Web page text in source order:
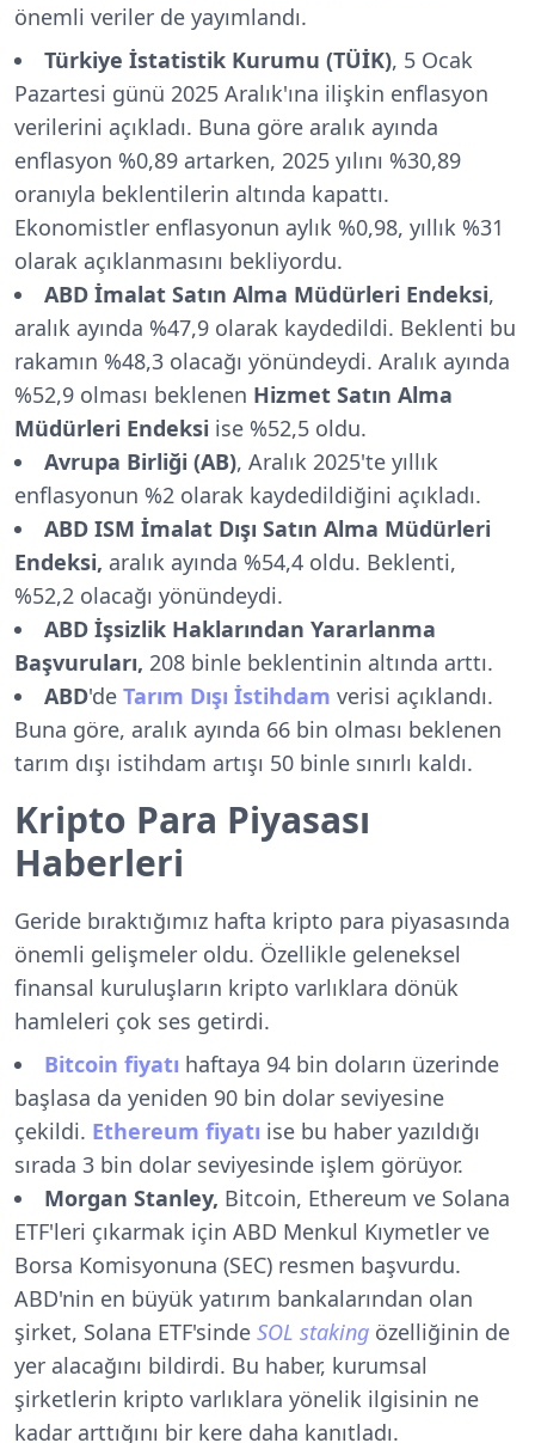
önemli veriler de yayımlandı.
Türkiye İstatistik Kurumu (TÜİK), 5 Ocak
Pazartesi günü 2025 Aralık'ına ilişkin enflasyon
verilerini açıkladı. Buna göre aralık ayında
enflasyon %0,89 artarken, 2025 yılını %30,89
oranıyla beklentilerin altında kapattı.
Ekonomistler enflasyonun aylık %0,98, yıllık %31
olarak açıklanmasını bekliyordu.
ABD İmalat Satın Alma Müdürleri Endeksi,
aralık ayında %47,9 olarak kaydedildi. Beklenti bu
rakamın %48,3 olacağı yönündeydi. Aralık ayında
%52,9 olması beklenen Hizmet Satın Alma
Müdürleri Endeksi ise %52,5 oldu.
Avrupa Birliği (AB), Aralık 2025'te yıllık
enflasyonun %2 olarak kaydedildiğini açıkladı.
ABD ISM İmalat Dışı Satın Alma Müdürleri
Endeksi, aralık ayında %54,4 oldu. Beklenti,
%52,2 olacağı yönündeydi.
ABD İşsizlik Haklarından Yararlanma
Başvuruları, 208 binle beklentinin altında arttı.
ABD'de Tarım Dışı İstihdam verisi açıklandı.
Buna göre, aralık ayında 66 bin olması beklenen
tarım dışı istihdam artışı 50 binle sınırlı kaldı.
Kripto Para Piyasası
Haberleri
Geride bıraktığımız hafta kripto para piyasasında
önemli gelişmeler oldu. Özellikle geleneksel
finansal kuruluşların kripto varlıklara dönük
hamleleri çok ses getirdi.
Bitcoin fiyatı haftaya 94 bin doların üzerinde
başlasa da yeniden 90 bin dolar seviyesine
çekildi. Ethereum fiyatı ise bu haber yazıldığı
sırada 3 bin dolar seviyesinde işlem görüyor.
Morgan Stanley, Bitcoin, Ethereum ve Solana
ETF'leri çıkarmak için ABD Menkul Kıymetler ve
Borsa Komisyonuna (SEC) resmen başvurdu.
ABD'nin en büyük yatırım bankalarından olan
şirket, Solana ETF'sinde SOL staking özelliğinin de
yer alacağını bildirdi. Bu haber, kurumsal
şirketlerin kripto varlıklara yönelik ilgisinin ne
kadar arttığını bir kere daha kanıtladı.